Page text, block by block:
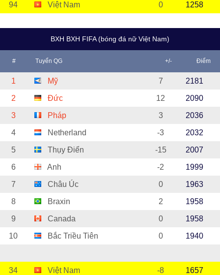
94 Việt Nam 0 1258
BXH BXH FIFA (bóng đá nữ Việt Nam)
# Tuyển QG +/- Điểm
1 Mỹ 7 2181
2 Đức 12 2090
3 Pháp 3 2036
4 Netherland -3 2032
5 Thụy Điển -15 2007
6 Anh -2 1999
7 Châu Úc 0 1963
8 Braxin 2 1958
9 Canada 0 1958
10 Bắc Triều Tiên 0 1940
34 Việt Nam -8 1657